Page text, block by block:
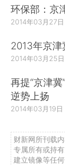
环保部：京
2014年03月27日
2013年京
2014年03月25日
再提“京津
逆势上扬
2014年03月19日
财新网所刊载
专属所有或持
建立镜像等任何